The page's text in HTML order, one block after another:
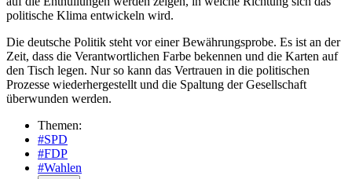
politische Klima entwickeln wird.
Die deutsche Politik steht vor einer Bewährungsprobe. Es ist an der
Zeit, dass die Verantwortlichen Farbe bekennen und die Karten auf
den Tisch legen. Nur so kann das Vertrauen in die politischen
Prozesse wiederhergestellt und die Spaltung der Gesellschaft
überwunden werden.
Themen:
#SPD
#FDP
#Wahlen